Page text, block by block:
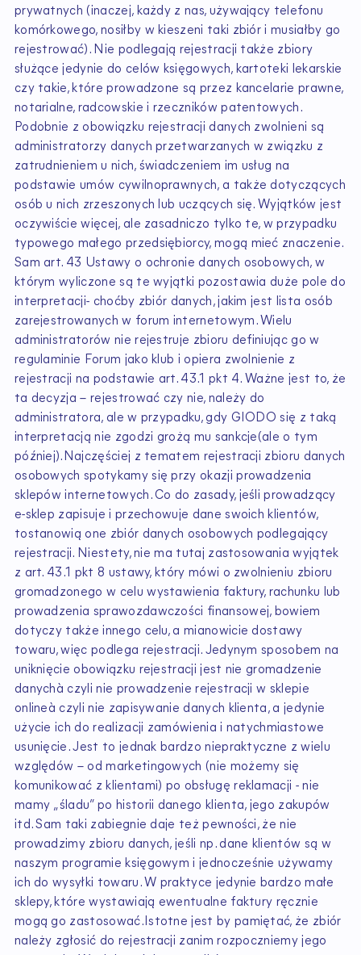
prywatnych (inaczej, każdy z nas, używający telefonu
komórkowego, nosiłby w kieszeni taki zbiór i musiałby go
rejestrować). Nie podlegają rejestracji także zbiory
służące jedynie do celów księgowych, kartoteki lekarskie
czy takie, które prowadzone są przez kancelarie prawne,
notarialne, radcowskie i rzeczników patentowych.
Podobnie z obowiązku rejestracji danych zwolnieni są
administratorzy danych przetwarzanych w związku z
zatrudnieniem u nich, świadczeniem im usług na
podstawie umów cywilnoprawnych, a także dotyczących
osób u nich zrzeszonych lub uczących się. Wyjątków jest
oczywiście więcej, ale zasadniczo tylko te, w przypadku
typowego małego przedsiębiorcy, mogą mieć znaczenie.
Sam art. 43 Ustawy o ochronie danych osobowych, w
którym wyliczone są te wyjątki pozostawia duże pole do
interpretacji- choćby zbiór danych, jakim jest lista osób
zarejestrowanych w forum internetowym. Wielu
administratorów nie rejestruje zbioru definiując go w
regulaminie Forum jako klub i opiera zwolnienie z
rejestracji na podstawie art. 43.1 pkt 4. Ważne jest to, że
ta decyzja – rejestrować czy nie, należy do
administratora, ale w przypadku, gdy GIODO się z taką
interpretacją nie zgodzi grożą mu sankcje(ale o tym
później).Najczęściej z tematem rejestracji zbioru danych
osobowych spotykamy się przy okazji prowadzenia
sklepów internetowych. Co do zasady, jeśli prowadzący
e-sklep zapisuje i przechowuje dane swoich klientów,
tostanowią one zbiór danych osobowych podlegający
rejestracji. Niestety, nie ma tutaj zastosowania wyjątek
z art. 43.1 pkt 8 ustawy, który mówi o zwolnieniu zbioru
gromadzonego w celu wystawienia faktury, rachunku lub
prowadzenia sprawozdawczości finansowej, bowiem
dotyczy także innego celu, a mianowicie dostawy
towaru, więc podlega rejestracji. Jedynym sposobem na
uniknięcie obowiązku rejestracji jest nie gromadzenie
danychà czyli nie prowadzenie rejestracji w sklepie
onlineà czyli nie zapisywanie danych klienta, a jedynie
użycie ich do realizacji zamówienia i natychmiastowe
usunięcie. Jest to jednak bardzo niepraktyczne z wielu
względów – od marketingowych (nie możemy się
komunikować z klientami) po obsługę reklamacji - nie
mamy „śladu” po historii danego klienta, jego zakupów
itd. Sam taki zabiegnie daje też pewności, że nie
prowadzimy zbioru danych, jeśli np. dane klientów są w
naszym programie księgowym i jednocześnie używamy
ich do wysyłki towaru. W praktyce jedynie bardzo małe
sklepy, które wystawiają ewentualne faktury ręcznie
mogą go zastosować.Istotne jest by pamiętać, że zbiór
należy zgłosić do rejestracji zanim rozpoczniemy jego